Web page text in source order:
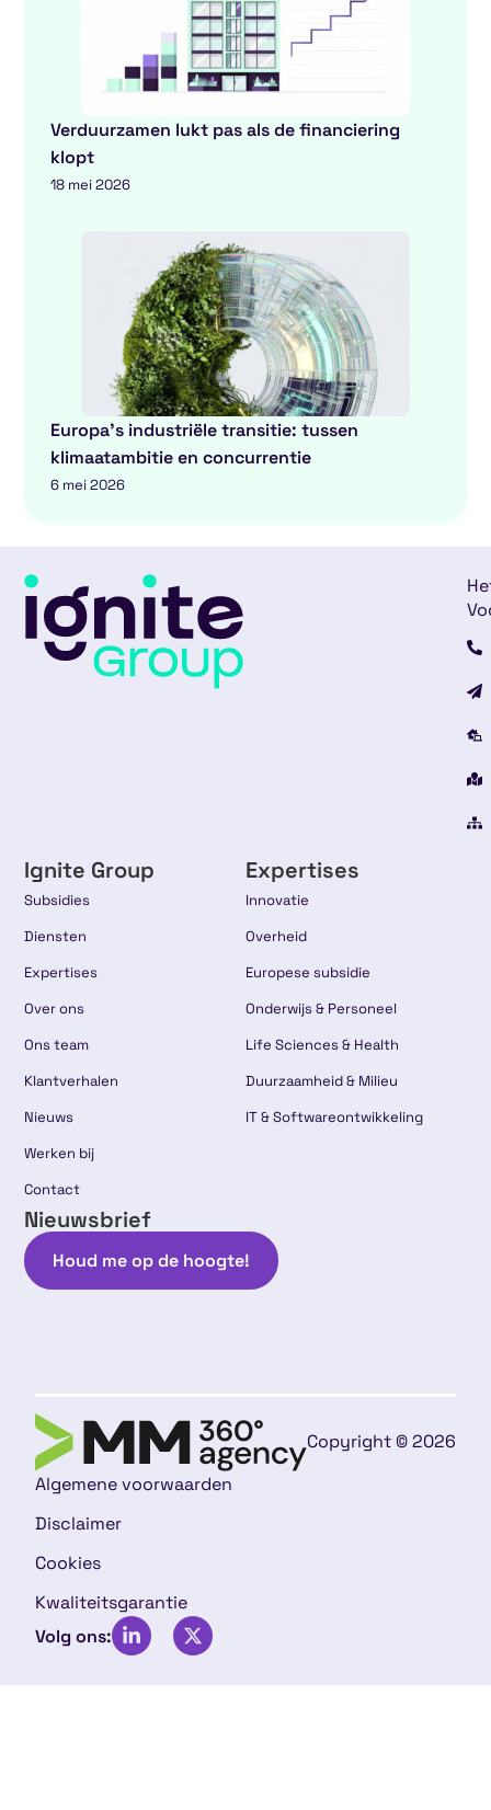
Verduurzamen lukt pas als de financiering
klopt
18 mei 2026
Europa’s industriële transitie: tussen
klimaatambitie en concurrentie
6 mei 2026
Ignite Group
Subsidies
Diensten
Expertises
Over ons
Ons team
Klantverhalen
Nieuws
Werken bij
Contact
Expertises
Innovatie
Overheid
Europese subsidie
Onderwijs & Personeel
Life Sciences & Health
Duurzaamheid & Milieu
IT & Softwareontwikkeling
Nieuwsbrief
Houd me op de hoogte!
Copyright © 2026
Algemene voorwaarden
Disclaimer
Cookies
Kwaliteitsgarantie
Volg ons: